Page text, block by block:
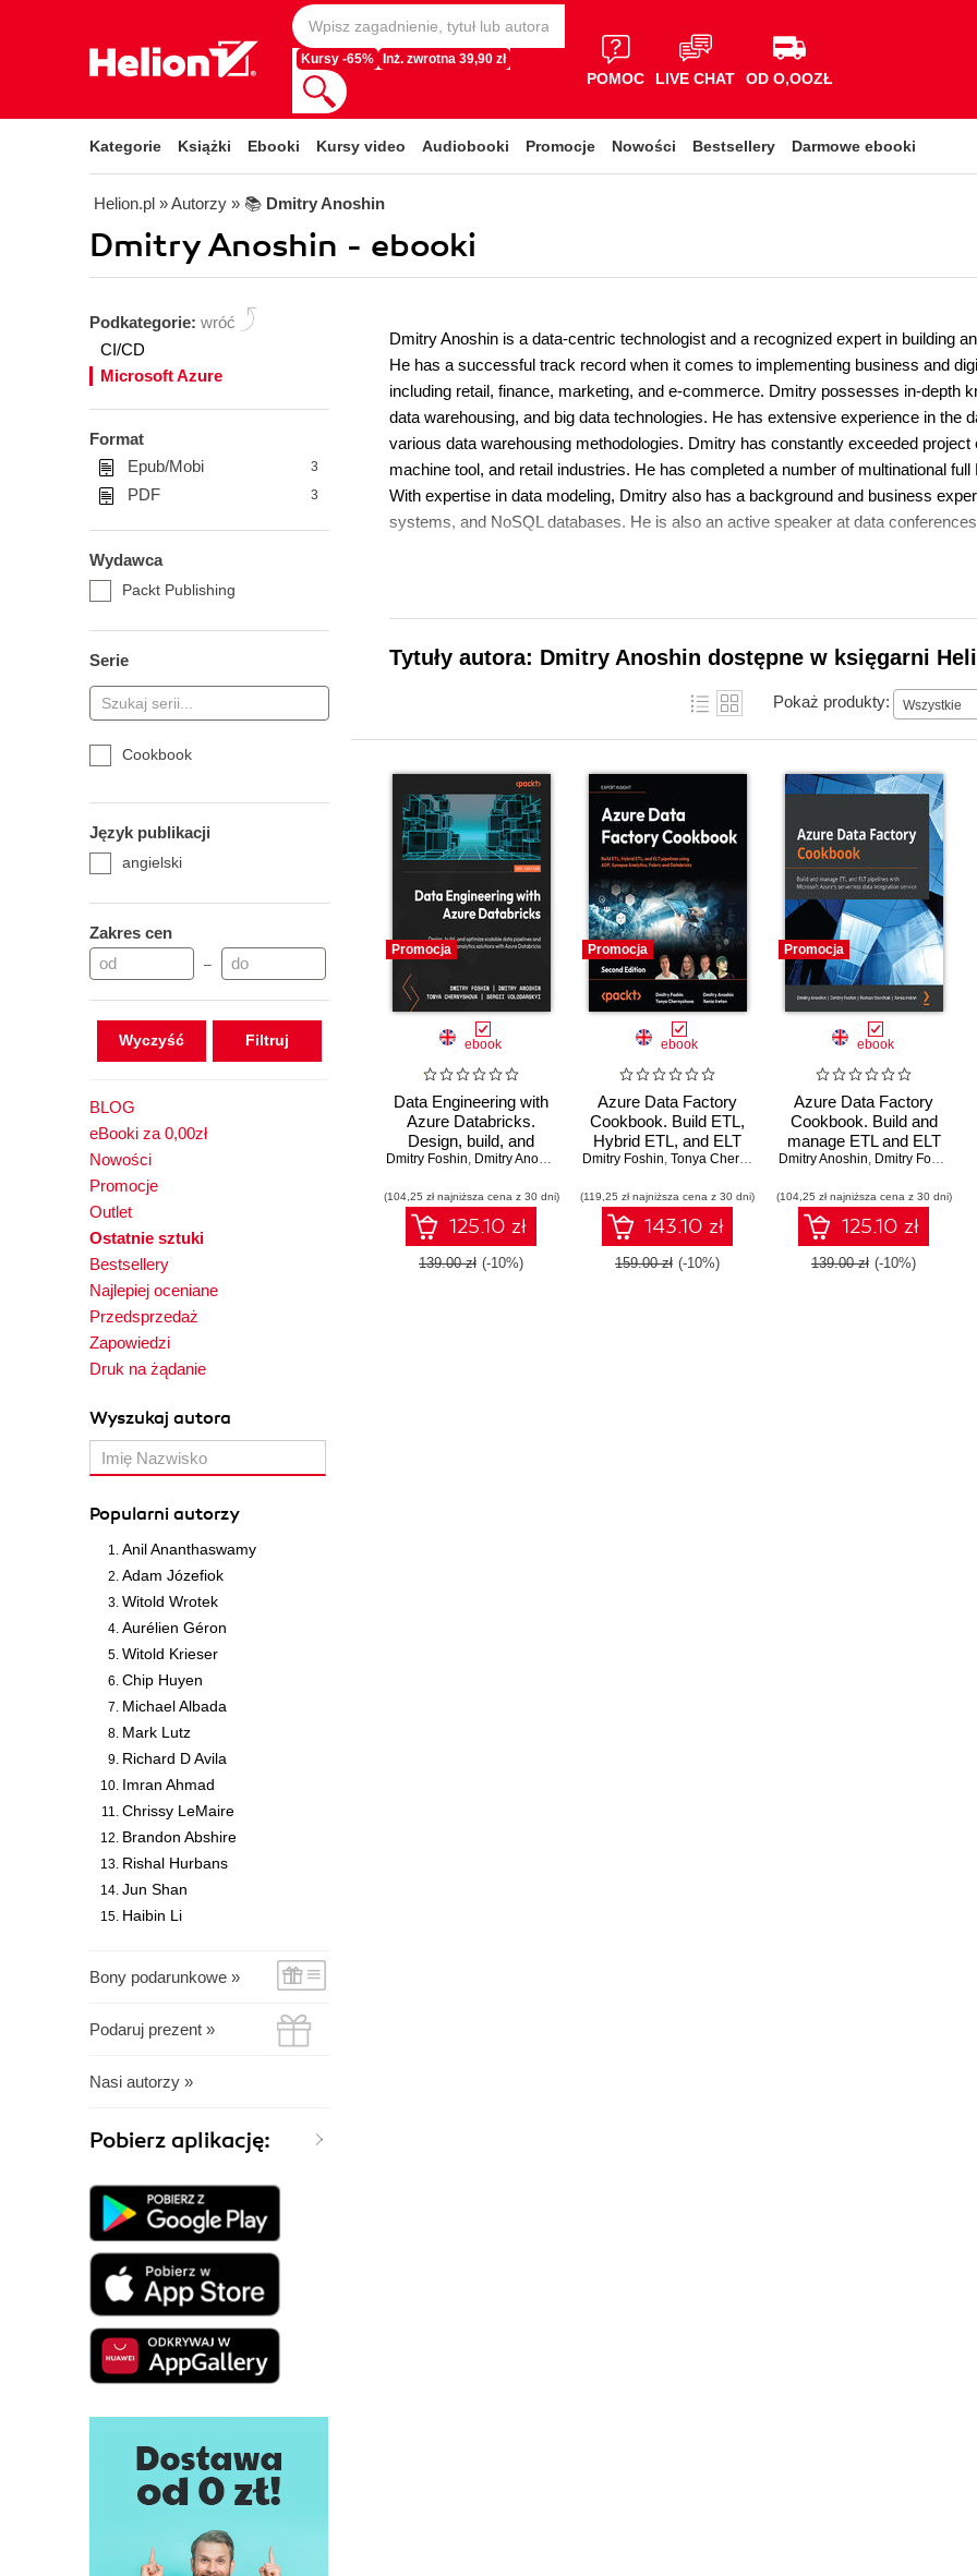
Kursy -65% Inż. zwrotna 39,90 zł
POMOC LIVE CHAT OD O,OOZŁ
Kategorie Książki Ebooki Kursy video Audiobooki Promocje Nowości Bestsellery Darmowe ebooki
Helion.pl » Autorzy » 📚 Dmitry Anoshin
Dmitry Anoshin - ebooki
Podkategorie: wróć
CI/CD
Microsoft Azure
Format
Epub/Mobi
3
PDF 3
Wydawca
Packt Publishing
Serie
Cookbook
Język publikacji
angielski
Zakres cen
–
Wyczyść
BLOG
eBooki za 0,00zł
Nowości
Promocje
Outlet
Ostatnie sztuki
Bestsellery
Najlepiej oceniane
Przedsprzedaż
Zapowiedzi
Druk na żądanie
Wyszukaj autora
Popularni autorzy
Anil Ananthaswamy
Adam Józefiok
Witold Wrotek
Aurélien Géron
Witold Krieser
Chip Huyen
Michael Albada
Mark Lutz
Richard D Avila
Imran Ahmad
Chrissy LeMaire
Brandon Abshire
Rishal Hurbans
Jun Shan
Haibin Li
Bony podarunkowe »
Podaruj prezent »
Nasi autorzy »
Pobierz aplikację:
Dmitry Anoshin is a data-centric technologist and a recognized expert in building
He has a successful track record when it comes to implementing business and
including retail, finance, marketing, and e-commerce. Dmitry possesses in-depth
data warehousing, and big data technologies. He has extensive experience in the
various data warehousing methodologies. Dmitry has constantly exceeded
machine tool, and retail industries. He has completed a number of multinational
With expertise in data modeling, Dmitry also has a background and business
systems, and NoSQL databases. He is also an active speaker at data
Tytuły autora: Dmitry Anoshin dostępne w księgarni
Pokaż produkty: Wszystkie
Promocja
ebook
Data Engineering with
Azure Databricks.
Design, build, and
optimize scalable data
solutions with Azure
Databricks
Dmitry Foshin, Dmitry Anoshin Tonya Chernyshova,Sergii Volodarskyi
(104,25 zł najniższa cena z 30 dni)
125.10 zł
139.00 zł (-10%)
Promocja
ebook
Azure Data Factory
Cookbook. Build ETL,
Hybrid ETL, and ELT
pipelines using ADF,
Fabric and Databricks -
Second Edition
Dmitry Foshin, Tonya Chernyshova ,Dmitry Anoshin,Xenia Ireton
(119,25 zł najniższa cena z 30 dni)
143.10 zł
159.00 zł (-10%)
Promocja
ebook
Azure Data Factory
Cookbook. Build and
manage ETL and ELT
pipelines with Microsoft
integration service
Dmitry Anoshin, Dmitry Foshin
(104,25 zł najniższa cena z 30 dni)
125.10 zł
139.00 zł (-10%)